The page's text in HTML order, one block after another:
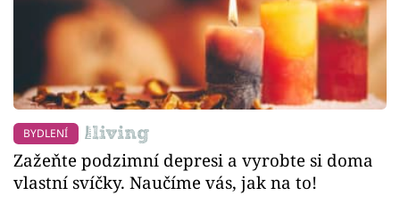
BYDLENÍ
Zažeňte podzimní depresi a vyrobte si doma
vlastní svíčky. Naučíme vás, jak na to!